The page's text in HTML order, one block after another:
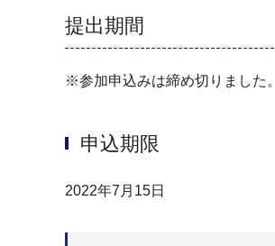
提出期間
※参加申込みは締め切りました。
申込期限
2022年7月15日